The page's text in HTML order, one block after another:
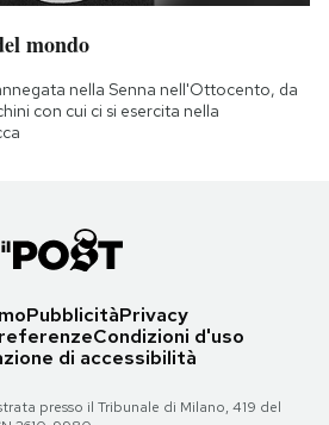
mondo
nella Senna nell'Ottocento, da
con cui ci si esercita nella
PubblicitàPrivacy
Condizioni d'uso
di accessibilità
presso il Tribunale di Milano, 419 del